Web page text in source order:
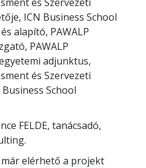
ICN Business School
alapító, PAWALP
PAWALP
adjunktus,
és Szervezeti
School
FELDE, tanácsadó,
már elérhető a projekt